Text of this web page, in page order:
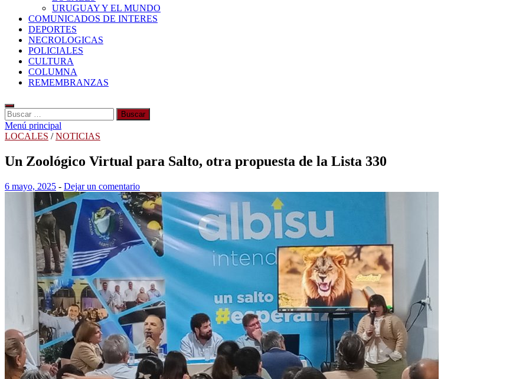
URUGUAY Y EL MUNDO
COMUNICADOS DE INTERES
DEPORTES
NECROLOGICAS
POLICIALES
CULTURA
COLUMNA
REMEMBRANZAS
Buscar:
Menú principal
LOCALES /NOTICIAS
Un Zoológico Virtual para Salto, otra propuesta de la Lista 330
6 mayo, 2025 - Dejar un comentario